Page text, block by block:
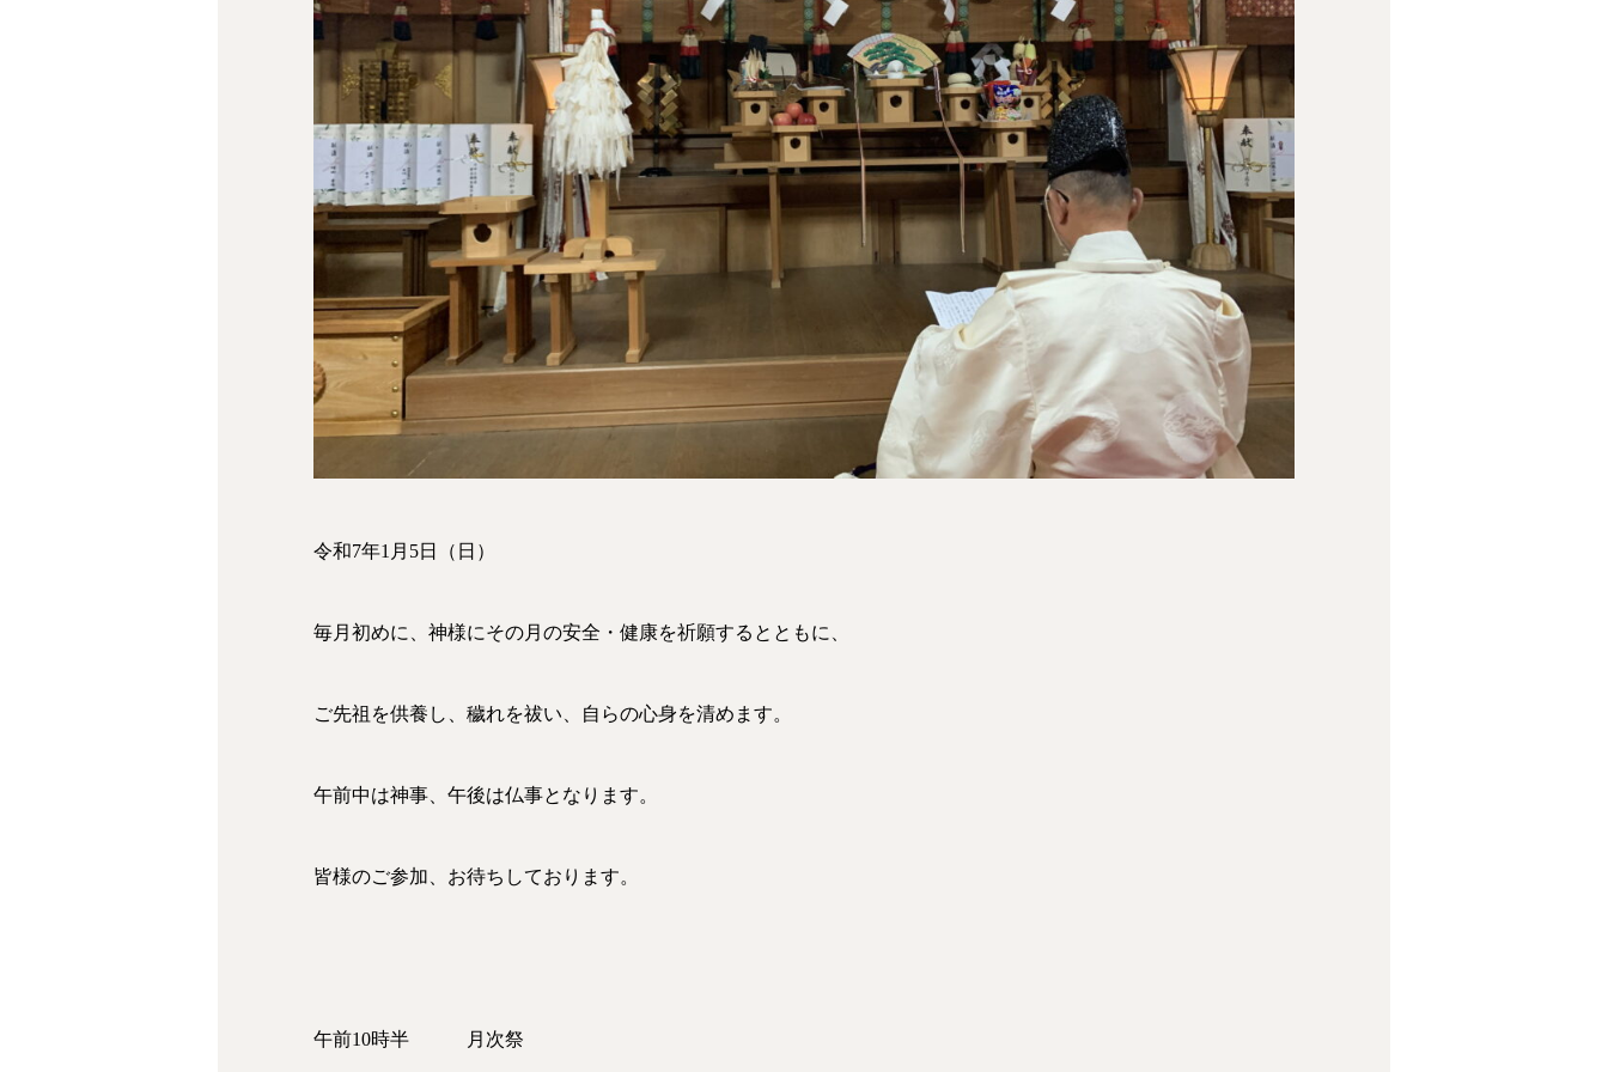
令和7年1月5日（日）
毎月初めに、神様にその月の安全・健康を祈願するとともに、
ご先祖を供養し、穢れを祓い、自らの心身を清めます。
午前中は神事、午後は仏事となります。
皆様のご参加、お待ちしております。
午前10時半 月次祭